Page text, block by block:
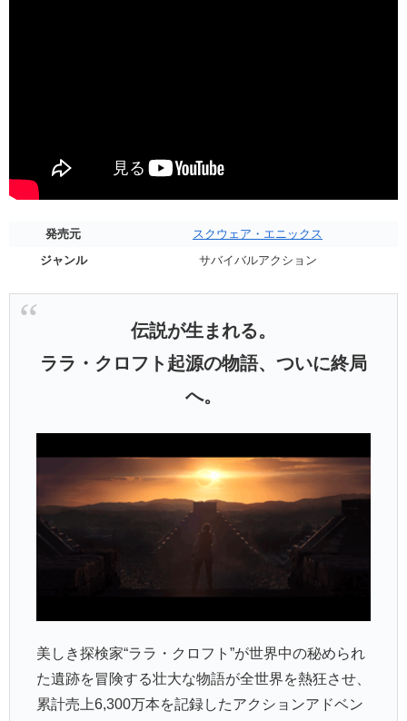
発売元
スクウェア・エニックス
ジャンル
サバイバルアクション
伝説が生まれる。
ララ・クロフト起源の物語、ついに終局
へ。
美しき探検家“ララ・クロフト”が世界中の秘められ
た遺跡を冒険する壮大な物語が全世界を熱狂させ、
累計売上6,300万本を記録したアクションアドベン